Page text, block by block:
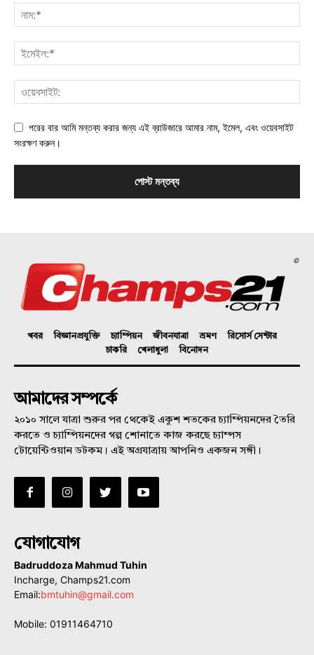
পরের বার আমি মন্তব্য করার জন্য এই ব্রাউজারে আমার নাম, ইমেল, এবং ওয়েবসাইট
সংরক্ষণ করুন।
©
খবর বিজ্ঞানপ্রযুক্তি চ্যাম্পিয়ন জীবনযাত্রা ভ্রমণ
রিসোর্স সেন্টার
চাকরি
খেলাধুলা বিনোদন
আমাদের সম্পর্কে
২০১০ সালে যাত্রা শুরুর পর থেকেই একুশ শতকের চ্যাম্পিয়নদের তৈরি
করতে ও চ্যাম্পিয়নদের গল্প শোনাতে কাজ করছে চ্যাম্পস
টোয়েন্টিওয়ান ডটকম। এই অগ্রযাত্রায় আপনিও একজন সঙ্গী।
যোগাযোগ
Badruddoza Mahmud Tuhin
Incharge, Champs21.com
Email:bmtuhin@gmail.com
Mobile: 01911464710